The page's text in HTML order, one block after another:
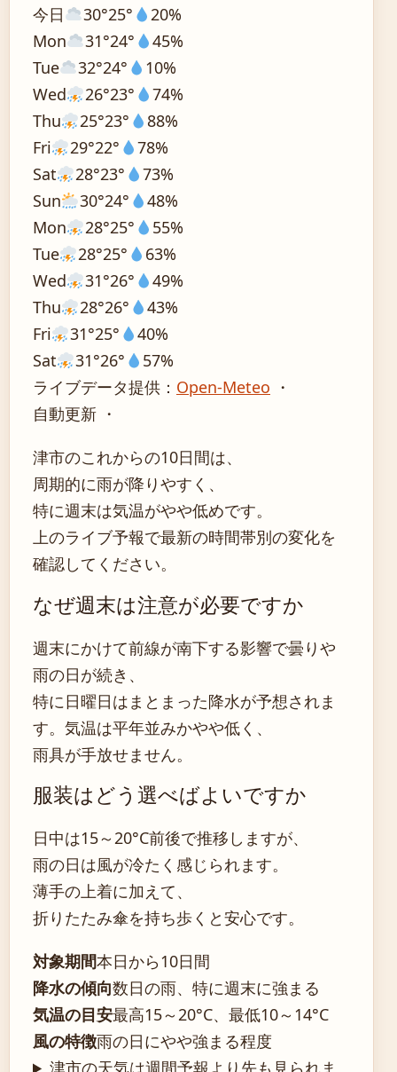
今日
30°25°
20%
Mon
31°24°
45%
Tue
32°24°
10%
Wed
26°23°
74%
Thu
25°23°
88%
Fri
29°22°
78%
Sat
28°23°
73%
Sun
30°24°
48%
Mon
28°25°
55%
Tue
28°25°
63%
Wed
31°26°
49%
Thu
28°26°
43%
Fri
31°25°
40%
Sat
31°26°
57%
ライブデータ提供： Open-Meteo ・
自動更新 ・
津市のこれからの10日間は、
周期的に雨が降りやすく、
特に週末は気温がやや低めです。
上のライブ予報で最新の時間帯別の変化を
確認してください。
なぜ週末は注意が必要ですか
週末にかけて前線が南下する影響で曇りや
雨の日が続き、
特に日曜日はまとまった降水が予想されま
す。気温は平年並みかやや低く、
雨具が手放せません。
服装はどう選べばよいですか
日中は15～20°C前後で推移しますが、
雨の日は風が冷たく感じられます。
薄手の上着に加えて、
折りたたみ傘を持ち歩くと安心です。
対象期間本日から10日間
降水の傾向数日の雨、特に週末に強まる
気温の目安最高15～20°C、最低10～14°C
風の特徴雨の日にやや強まる程度